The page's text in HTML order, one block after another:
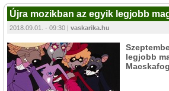
Újra mozikban az egyik legjobb
2018.09.01. - 09:30 | vaskarika.hu
legjobb